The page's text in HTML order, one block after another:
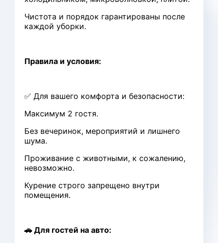
Чистота и порядок гарантированы после
каждой уборки.
Правила и условия:
✅ Для вашего комфорта и безопасности:
Максимум 2 гостя.
Без вечеринок, мероприятий и лишнего
шума.
Проживание с животными, к сожалению,
невозможно.
Курение строго запрещено внутри
помещения.
🚗 Для гостей на авто: